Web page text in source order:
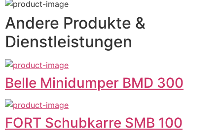
Andere Produkte &
Dienstleistungen
Belle Minidumper BMD 300
FORT Schubkarre SMB 100